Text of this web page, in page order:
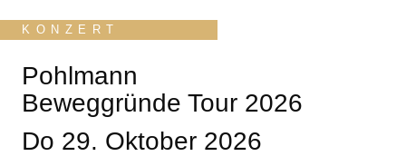
KONZERT
Pohlmann
Beweggründe Tour 2026
Do 29. Oktober 2026